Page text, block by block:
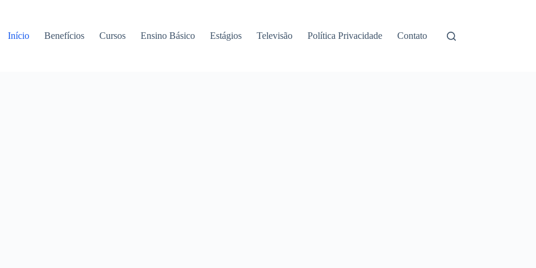
Início Benefícios Cursos Ensino Básico Estágios Televisão Política Privacidade Contato